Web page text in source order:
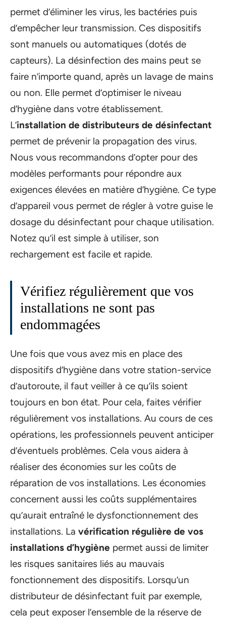
permet d’éliminer les virus, les bactéries puis
d’empêcher leur transmission. Ces dispositifs
sont manuels ou automatiques (dotés de
capteurs). La désinfection des mains peut se
faire n’importe quand, après un lavage de mains
ou non. Elle permet d’optimiser le niveau
d’hygiène dans votre établissement.
L’installation de distributeurs de désinfectant
permet de prévenir la propagation des virus.
Nous vous recommandons d’opter pour des
modèles performants pour répondre aux
exigences élevées en matière d’hygiène. Ce type
d’appareil vous permet de régler à votre guise le
dosage du désinfectant pour chaque utilisation.
Notez qu’il est simple à utiliser, son
rechargement est facile et rapide.
Vérifiez régulièrement que vos
installations ne sont pas
endommagées
Une fois que vous avez mis en place des
dispositifs d’hygiène dans votre station-service
d’autoroute, il faut veiller à ce qu’ils soient
toujours en bon état. Pour cela, faites vérifier
régulièrement vos installations. Au cours de ces
opérations, les professionnels peuvent anticiper
d’éventuels problèmes. Cela vous aidera à
réaliser des économies sur les coûts de
réparation de vos installations. Les économies
concernent aussi les coûts supplémentaires
qu’aurait entraîné le dysfonctionnement des
installations. La vérification régulière de vos
installations d’hygiène permet aussi de limiter
les risques sanitaires liés au mauvais
fonctionnement des dispositifs. Lorsqu’un
distributeur de désinfectant fuit par exemple,
cela peut exposer l’ensemble de la réserve de